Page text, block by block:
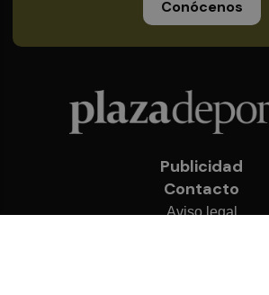
Conócenos
Publicidad
Contacto
Aviso legal